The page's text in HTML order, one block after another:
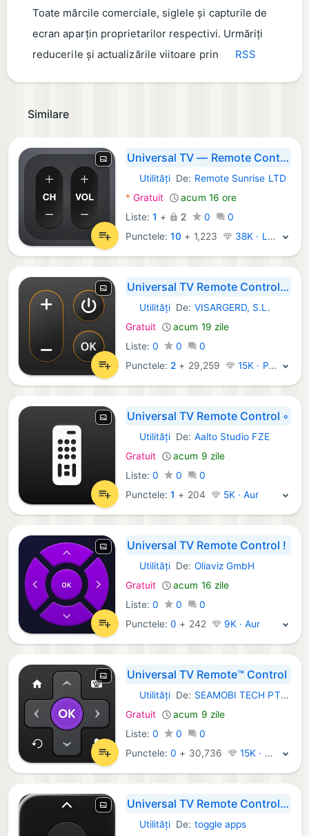
Toate mărcile comerciale, siglele și capturile de
ecran aparțin proprietarilor respectivi. Urmăriți
reducerile și actualizările viitoare prin
RSS
Similare
Universal TV — Remote Control
iOS Aplicații:
Utilități De: Remote Sunrise LTD
* Gratuit
acum 16 ore
Liste: 1 + 2 0
0
Punctele:10 + 1,223 38K · Legendă
Universal TV Remote Control＊
iOS Aplicații:
Utilități De: VISARGERD, S.L.
Gratuit
acum 19 zile
Liste: 0 0
0
Punctele: 2 + 29,259 15K · Platină
Universal TV Remote Control ◦
iOS Aplicații:
Utilități De: Aalto Studio FZE
Gratuit
acum 9 zile
Liste: 0 0
0
Punctele:1 + 204 5K · Aur
Universal TV Remote Control !
iOS Aplicații:
Utilități De: Oliaviz GmbH
Gratuit
acum 16 zile
Liste: 0 0
0
Punctele:0 + 242 9K · Aur
Universal TV Remote™ Control
iOS Aplicații:
Utilități De: SEAMOBI TECH PTE LTD
Gratuit
acum 9 zile
Liste: 0 0
0
Punctele:0 + 30,736 15K · Platină
Universal TV Remote Control・
iOS Aplicații:
Utilități De: toggle apps